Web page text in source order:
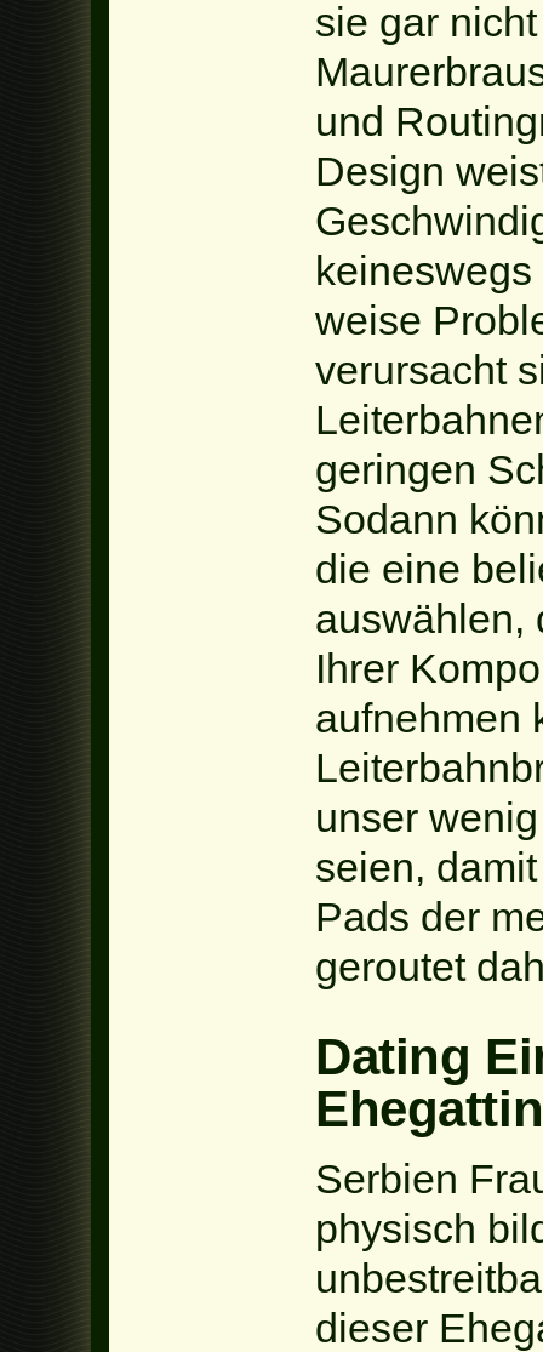
sie gar
und
Design
weise
verursacht
geringen
Sodann
die eine
auswählen,
Ihrer
aufnehmen
unser
seien,
Pads der
geroutet
Dating
Ehegattin
Serbien
physisch
dieser